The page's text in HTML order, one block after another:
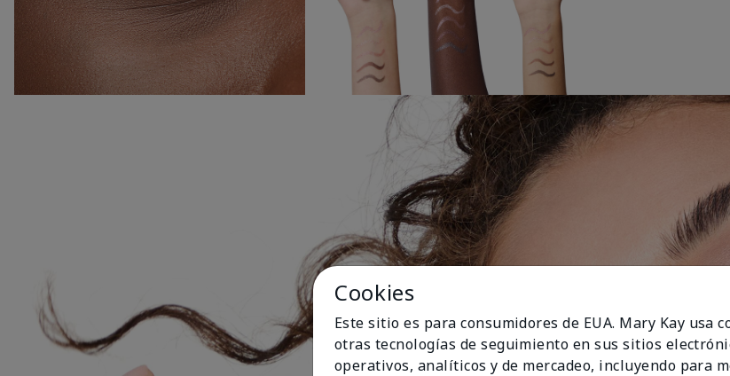
Cookies
Este sitio es para consumidores de EUA. Mary Kay usa
otras tecnologías de seguimiento en sus sitios
operativos, analíticos y de mercadeo, incluyendo para